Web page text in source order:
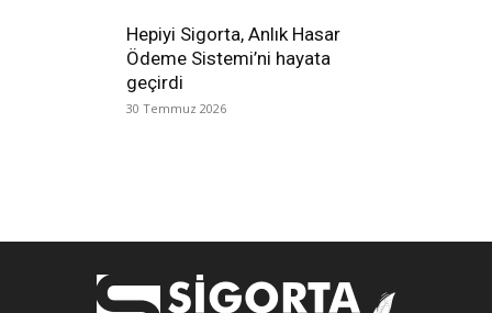
Hepiyi Sigorta, Anlık Hasar
Ödeme Sistemi’ni hayata
geçirdi
30 Temmuz 2026